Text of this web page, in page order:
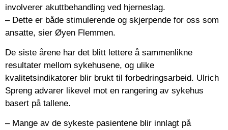
involverer akuttbehandling ved hjerneslag.
– Dette er både stimulerende og skjerpende for oss som
ansatte, sier Øyen Flemmen.
De siste årene har det blitt lettere å sammenlikne
resultater mellom sykehusene, og ulike
kvalitetsindikatorer blir brukt til forbedringsarbeid. Ulrich
Spreng advarer likevel mot en rangering av sykehus
basert på tallene.
– Mange av de sykeste pasientene blir innlagt på